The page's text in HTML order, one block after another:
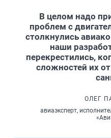
В целом надо
проблем с
столкнулись
наши
перекрестились,
сложностей их
ОЛЕГ
авиаэксперт,